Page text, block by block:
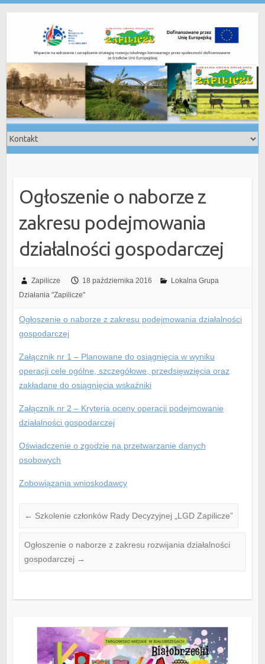
Ogłoszenie o naborze z
zakresu podejmowania
działalności gospodarczej
Zapilicze 18 października 2016
Lokalna Grupa
Działania "Zapilicze"
Ogłoszenie o naborze z zakresu podejmowania działalności
gospodarczej
Załącznik nr 1 – Planowane do osiągnięcia w wyniku
operacji cele ogólne, szczegółowe, przedsięwzięcia oraz
zakładane do osiągnięcia wskaźniki
Załącznik nr 2 – Kryteria oceny operacji podejmowanie
działalności gospodarczej
Oświadczenie o zgodzie na przetwarzanie danych
osobowych
Zobowiązania wnioskodawcy
← Szkolenie członków Rady Decyzyjnej „LGD Zapilicze”
Ogłoszenie o naborze z zakresu rozwijania działalności
gospodarczej →